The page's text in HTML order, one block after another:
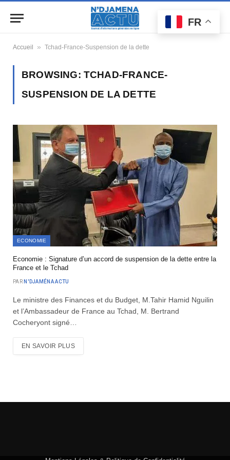
Accueil » Tchad-France-Suspension de la dette
BROWSING: TCHAD-FRANCE-
SUSPENSION DE LA DETTE
ECONOMIE
Economie : Signature d’un accord de suspension de la dette entre la
France et le Tchad
PAR N'DJAMÉNA ACTU
Le ministre des Finances et du Budget, M.Tahir Hamid Nguilin
et l’Ambassadeur de France au Tchad, M. Bertrand
Cocheryont signé…
EN SAVOIR PLUS
FR